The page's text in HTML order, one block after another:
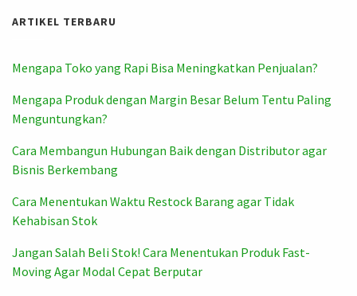
ARTIKEL TERBARU
Mengapa Toko yang Rapi Bisa Meningkatkan Penjualan?
Mengapa Produk dengan Margin Besar Belum Tentu Paling
Menguntungkan?
Cara Membangun Hubungan Baik dengan Distributor agar
Bisnis Berkembang
Cara Menentukan Waktu Restock Barang agar Tidak
Kehabisan Stok
Jangan Salah Beli Stok! Cara Menentukan Produk Fast-
Moving Agar Modal Cepat Berputar